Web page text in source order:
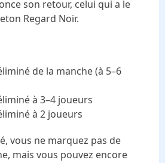
son retour, celui qui a le
Regard Noir.
de la manche (à 5–6
à 3–4 joueurs
à 2 joueurs
vous ne marquez pas de
mais vous pouvez encore